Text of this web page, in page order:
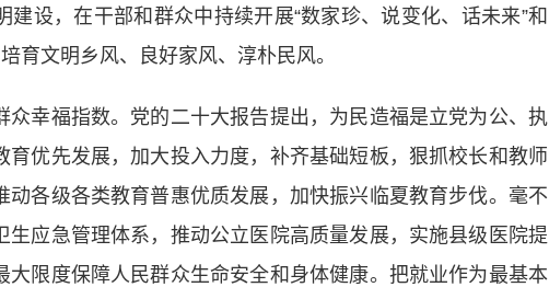
设，在干部和群众中持续开展“数家珍、说变化、话未来”和
育文明乡风、良好家风、淳朴民风。
幸福指数。党的二十大报告提出，为民造福是立党为公、执
优先发展，加大投入力度，补齐基础短板，狠抓校长和教师
动各级各类教育普惠优质发展，加快振兴临夏教育步伐。毫不
应急管理体系，推动公立医院高质量发展，实施县级医院提
限度保障人民群众生命安全和身体健康。把就业作为最基本